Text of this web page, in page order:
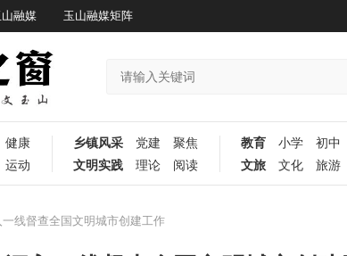
山融媒 玉山融媒矩阵
健康
运动
乡镇风采 党建
聚焦
文明实践
理论 阅读
教育 小学 初中
文旅
文化 旅游
线督查全国文明城市创建工作​